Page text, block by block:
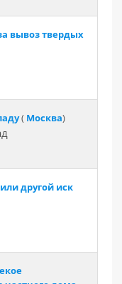
вывоз твердых
( Москва)
другой иск